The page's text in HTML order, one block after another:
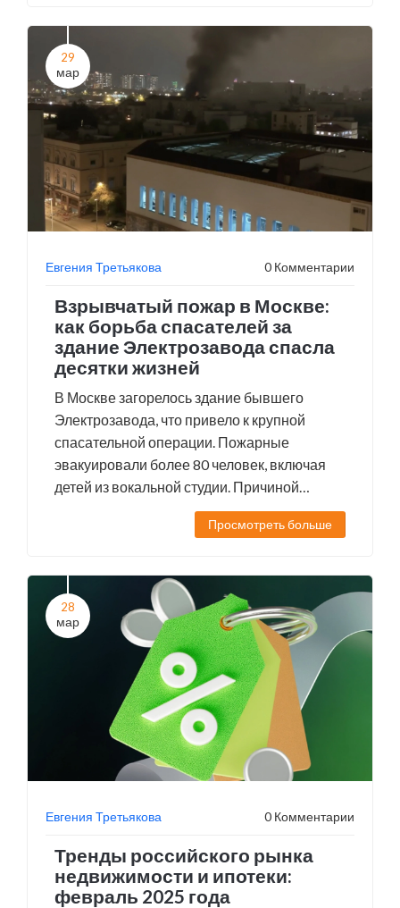
традиционным ценностям.
29
мар
Евгения Третьякова 0 Комментарии
Взрывчатый пожар в Москве:
как борьба спасателей за
здание Электрозавода спасла
десятки жизней
В Москве загорелось здание бывшего
Электрозавода, что привело к крупной
спасательной операции. Пожарные
эвакуировали более 80 человек, включая
детей из вокальной студии. Причиной
пожара могла быть электрическая
неисправность. Пострадали шестнадцать
нарушении правил безопасности.
Просмотреть больше
28
мар
Евгения Третьякова 0 Комментарии
Тренды российского рынка
недвижимости и ипотеки:
февраль 2025 года